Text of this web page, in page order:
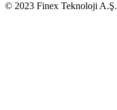
© 2023 Finex Teknoloji A.Ş.